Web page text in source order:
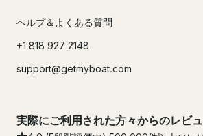
ヘルプ＆よくある質問
+1 818 927 2148
support@getmyboat.com
実際にご利用された方々からのレビ